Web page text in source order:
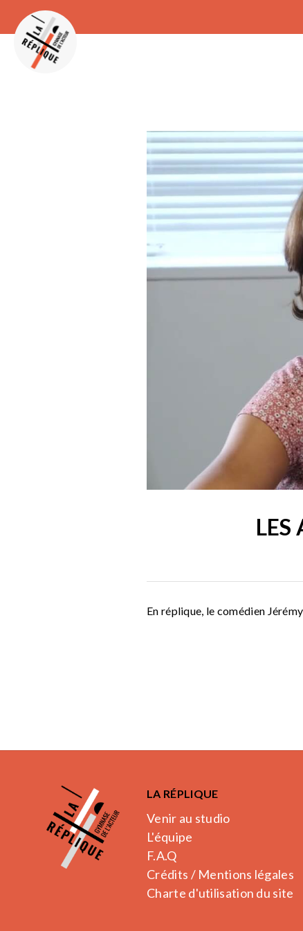
LES
En réplique, le comédien
LA RÉPLIQUE
Venir au studio
L'équipe
F.A.Q
Crédits / Mentions légales
Charte d'utilisation du site